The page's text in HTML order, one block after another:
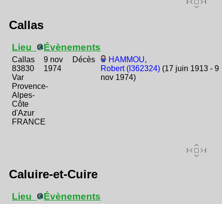
Callas
Lieu
Callas
83830
Var
Provence-
Alpes-
Côte
d'Azur
FRANCE
Évènements
9 nov
1974
Décès
HAMMOU,
Robert (I362324) (17 juin 1913 - 9
nov 1974)
Caluire-et-Cuire
Lieu Évènements